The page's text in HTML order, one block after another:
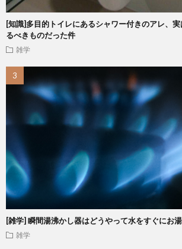
[知識]多目的トイレにあるシャワー付きのアレ、
るべきものだった件
雑学
[雑学] 瞬間湯沸かし器はどうやって水をすぐにお
雑学